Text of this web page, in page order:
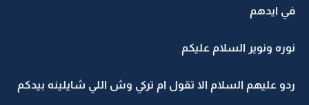
في ايدهم
نوره ونوير السلام عليكم
ردو عليهم السلام الا تقول ام تركي وش اللي شايلينه بيدكم